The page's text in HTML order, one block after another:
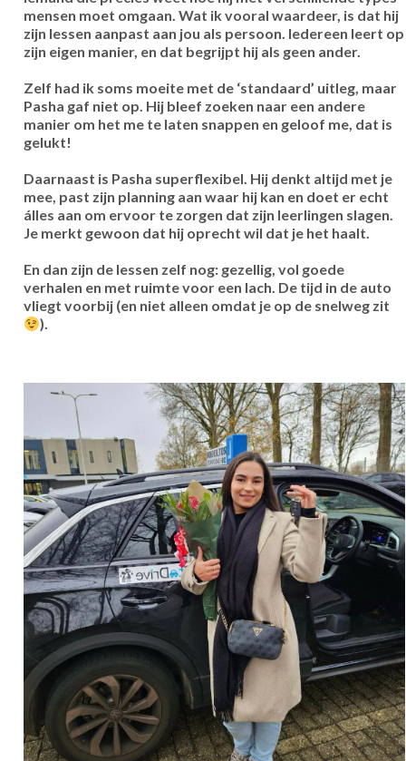
mensen moet omgaan. Wat ik vooral waardeer, is dat hij
zijn lessen aanpast aan jou als persoon. Iedereen leert op
zijn eigen manier, en dat begrijpt hij als geen ander.
Zelf had ik soms moeite met de ‘standaard’ uitleg, maar
Pasha gaf niet op. Hij bleef zoeken naar een andere
manier om het me te laten snappen en geloof me, dat is
gelukt!
Daarnaast is Pasha superflexibel. Hij denkt altijd met je
mee, past zijn planning aan waar hij kan en doet er echt
álles aan om ervoor te zorgen dat zijn leerlingen slagen.
Je merkt gewoon dat hij oprecht wil dat je het haalt.
En dan zijn de lessen zelf nog: gezellig, vol goede
verhalen en met ruimte voor een lach. De tijd in de auto
vliegt voorbij (en niet alleen omdat je op de snelweg zit
).